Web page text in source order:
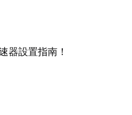
器設置指南！